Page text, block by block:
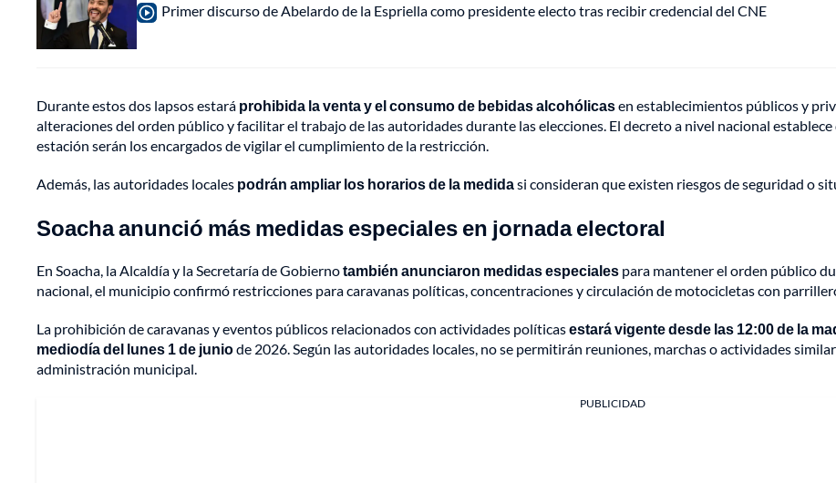
Primer discurso de Abelardo de la Espriella como presidente electo tras recibir credencial del CNE
Durante estos dos lapsos estará prohibida la venta y el consumo de bebidas alcohólicasen establecimientos públicos y
alteraciones del orden público y facilitar el trabajo de las autoridades durante las elecciones. El decreto a nivel nacional
estación serán los encargados de vigilar el cumplimiento de la restricción.
Además, las autoridades locales podrán ampliar los horarios de la medida si consideran que existen riesgos de seguridad o
Soacha anunció más medidas especiales en jornada electoral
En Soacha, la Alcaldía y la Secretaría de Gobiernotambién anunciaron medidas especiales para mantener el orden público
nacional, el municipio confirmó restricciones para caravanas políticas, concentraciones y circulación de motocicletas con
La prohibición de caravanas y eventos públicos relacionados con actividades políticasestará vigente desde las 12:00 de la
mediodía del lunes 1 de juniode 2026. Según las autoridades locales, no se permitirán reuniones, marchas o actividades
administración municipal.
PUBLICIDAD